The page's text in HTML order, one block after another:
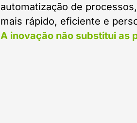
automatização de
mais rápido, eficiente e
A inovação não substitui as